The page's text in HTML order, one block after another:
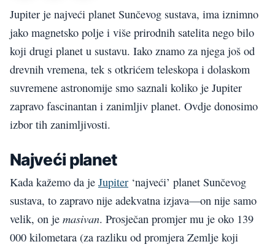
Jupiter je najveći planet Sunčevog sustava, ima iznimno
jako magnetsko polje i više prirodnih satelita nego bilo
koji drugi planet u sustavu. Iako znamo za njega još od
drevnih vremena, tek s otkrićem teleskopa i dolaskom
suvremene astronomije smo saznali koliko je Jupiter
zapravo fascinantan i zanimljiv planet. Ovdje donosimo
izbor tih zanimljivosti.
Najveći planet
Kada kažemo da je Jupiter ‘najveći’ planet Sunčevog
sustava, to zapravo nije adekvatna izjava—on nije samo
velik, on je masivan. Prosječan promjer mu je oko 139
000 kilometara (za razliku od promjera Zemlje koji